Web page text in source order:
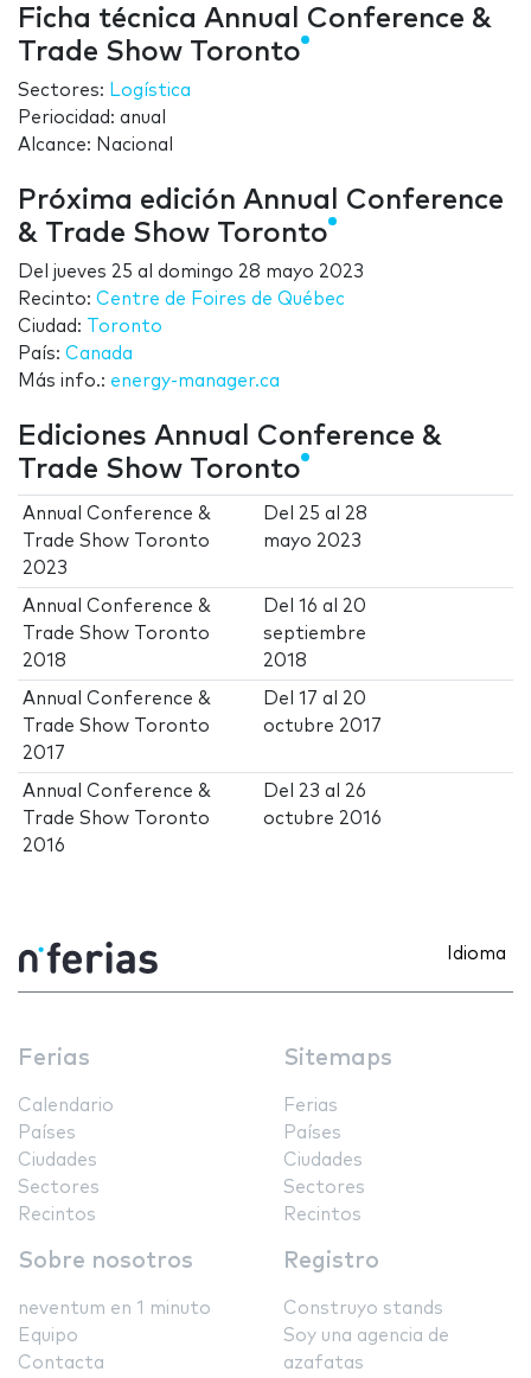
Ficha técnica Annual Conference &
Trade Show Toronto
Sectores: Logística
Periocidad: anual
Alcance: Nacional
Próxima edición Annual Conference
& Trade Show Toronto
Del jueves 25 al domingo 28 mayo 2023
Recinto: Centre de Foires de Québec
Ciudad:
Toronto
País: Canada
Más info.: energy-manager.ca
Ediciones Annual Conference &
Trade Show Toronto
Annual Conference &
Trade Show Toronto
2023
Del 25 al 28
mayo 2023
Annual Conference &
Trade Show Toronto
2018
Del16 al 20
septiembre
2018
Annual Conference &
Trade Show Toronto
2017
Del17 al 20
octubre 2017
Annual Conference &
Trade Show Toronto
2016
Del 23 al 26
octubre 2016
Idioma
Ferias
Calendario
Países
Ciudades
Sectores
Recintos
Sitemaps
Ferias
Países
Ciudades
Sectores
Recintos
Sobre nosotros
neventum en 1 minuto
Equipo
Contacta
Registro
Construyo stands
Soy una agencia de
azafatas